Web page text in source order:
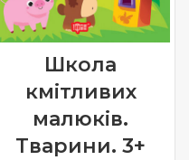
Школа
кмітливих
малюків.
Тварини. 3+